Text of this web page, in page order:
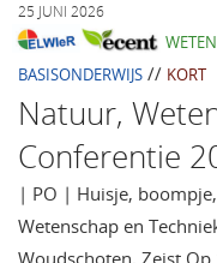
25 JUNI 2026
BASISONDERWIJS // KORT
Natuur,
Conferentie
| PO | Huisje,
Wetenschap en